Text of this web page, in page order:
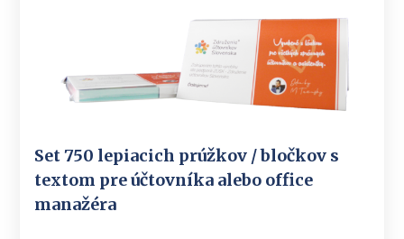
Set 750 lepiacich prúžkov / bločkov s
textom pre účtovníka alebo office
manažéra